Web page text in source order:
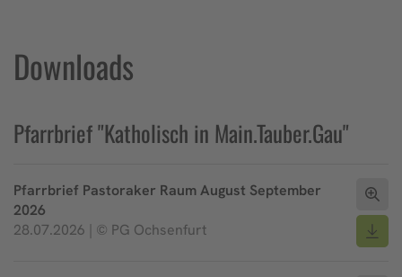
Downloads
Pfarrbrief "Katholisch in Main.Tauber.Gau"
Pfarrbrief Pastoraker Raum August September
2026
28.07.2026 | © PG Ochsenfurt